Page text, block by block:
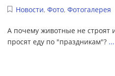
Новости, Фото, Фотогалерея
А почему животные не строят
просят еду по "праздникам"? ...